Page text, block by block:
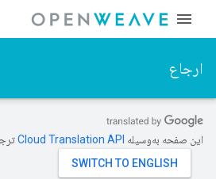
ارجاع
این صفحه به‌وسیله